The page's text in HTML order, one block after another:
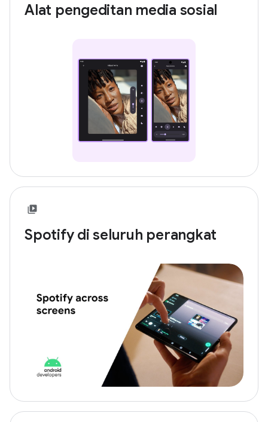
Alat pengeditan media sosial
Spotify di seluruh perangkat